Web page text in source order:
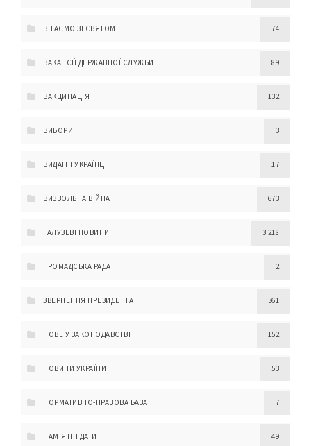
ВІТАЄМО ЗІ СВЯТОМ 74
ВАКАНСІЇ ДЕРЖАВНОЇ СЛУЖБИ 89
ВАКЦИНАЦІЯ 132
ВИБОРИ 3
ВИДАТНІ УКРАЇНЦІ 17
ВИЗВОЛЬНА ВІЙНА 673
ГАЛУЗЕВІ НОВИНИ 3 218
ГРОМАДСЬКА РАДА 2
ЗВЕРНЕННЯ ПРЕЗИДЕНТА 361
НОВЕ У ЗАКОНОДАВСТВІ 152
НОВИНИ УКРАЇНИ 53
НОРМАТИВНО-ПРАВОВА БАЗА 7
ПАМ'ЯТНІ ДАТИ 49